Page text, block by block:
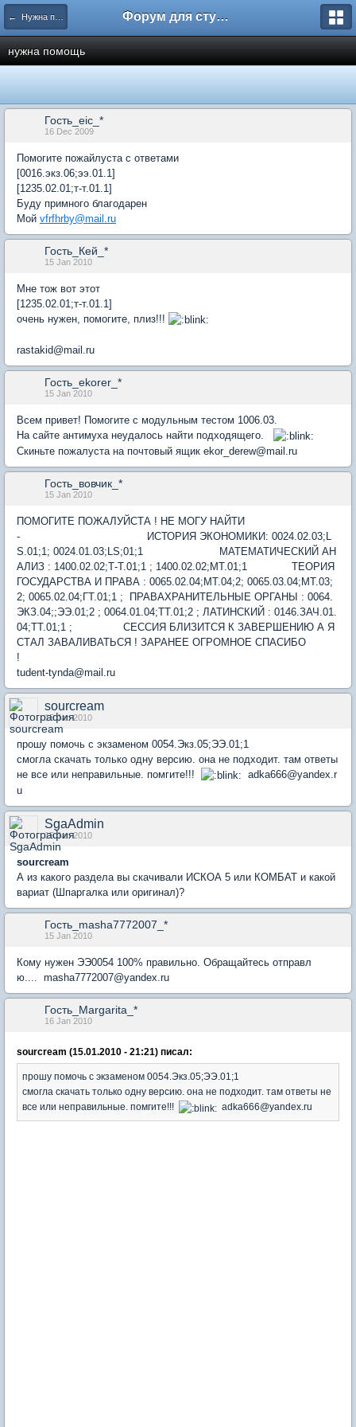
← Нужна помощь Форум для студента СГА
нужна помощь
Гость_eic_*
16 Dec 2009
Помогите пожайлуста с ответами
[0016.экз.06;ээ.01.1]
[1235.02.01;т-т.01.1]
Буду примного благодарен
Мой vfrfhrby@mail.ru
Гость_Кей_*
15 Jan 2010
Мне тож вот этот
[1235.02.01;т-т.01.1]
очень нужен, помогите, плиз!!!
rastakid@mail.ru
Гость_ekorer_*
15 Jan 2010
Всем привет! Помогите с модульным тестом 1006.03.
На сайте антимуха неудалось найти подходящего.
Скиньте пожалуста на почтовый ящик ekor_derew@mail.ru
Гость_вовчик_*
15 Jan 2010
ПОМОГИТЕ ПОЖАЛУЙСТА ! НЕ МОГУ НАЙТИ
- ИСТОРИЯ ЭКОНОМИКИ: 0024.02.03;L
S.01;1; 0024.01.03;LS;01;1 МАТЕМАТИЧЕСКИЙ АН
АЛИЗ : 1400.02.02;Т-Т.01;1 ; 1400.02.02;МТ.01;1 ТЕОРИЯ
ГОСУДАРСТВА И ПРАВА : 0065.02.04;МТ.04;2; 0065.03.04;МТ.03;
2; 0065.02.04;ГТ.01;1 ; ПРАВАХРАНИТЕЛЬНЫЕ ОРГАНЫ : 0064.
ЭКЗ.04;;ЭЭ.01;2 ; 0064.01.04;ТТ.01;2 ; ЛАТИНСКИЙ : 0146.ЗАЧ.01.
04;ТТ.01;1 ; СЕССИЯ БЛИЗИТСЯ К ЗАВЕРШЕНИЮ А Я
СТАЛ ЗАВАЛИВАТЬСЯ ! ЗАРАНЕЕ ОГРОМНОЕ СПАСИБО
tudent-tynda@mail.ru
sourcream
15 Jan 2010
прошу помочь с экзаменом 0054.Экз.05;ЭЭ.01;1
смогла скачать только одну версию. она не подходит. там ответы
не все или неправильные. помгите!!!
adka666@yandex.r
u
SgaAdmin
15 Jan 2010
sourcream
А из какого раздела вы скачивали ИСКОА 5 или КОМБАТ и какой
вариат (Шпаргалка или оригинал)?
Гость_masha7772007_*
15 Jan 2010
Кому нужен ЭЭ0054 100% правильно. Обращайтесь отправл
ю.... masha7772007@yandex.ru
Гость_Margarita_*
16 Jan 2010
sourcream (15.01.2010 - 21:21) писал:
прошу помочь с экзаменом 0054.Экз.05;ЭЭ.01;1
смогла скачать только одну версию. она не подходит. там ответы не
все или неправильные. помгите!!!
adka666@yandex.ru